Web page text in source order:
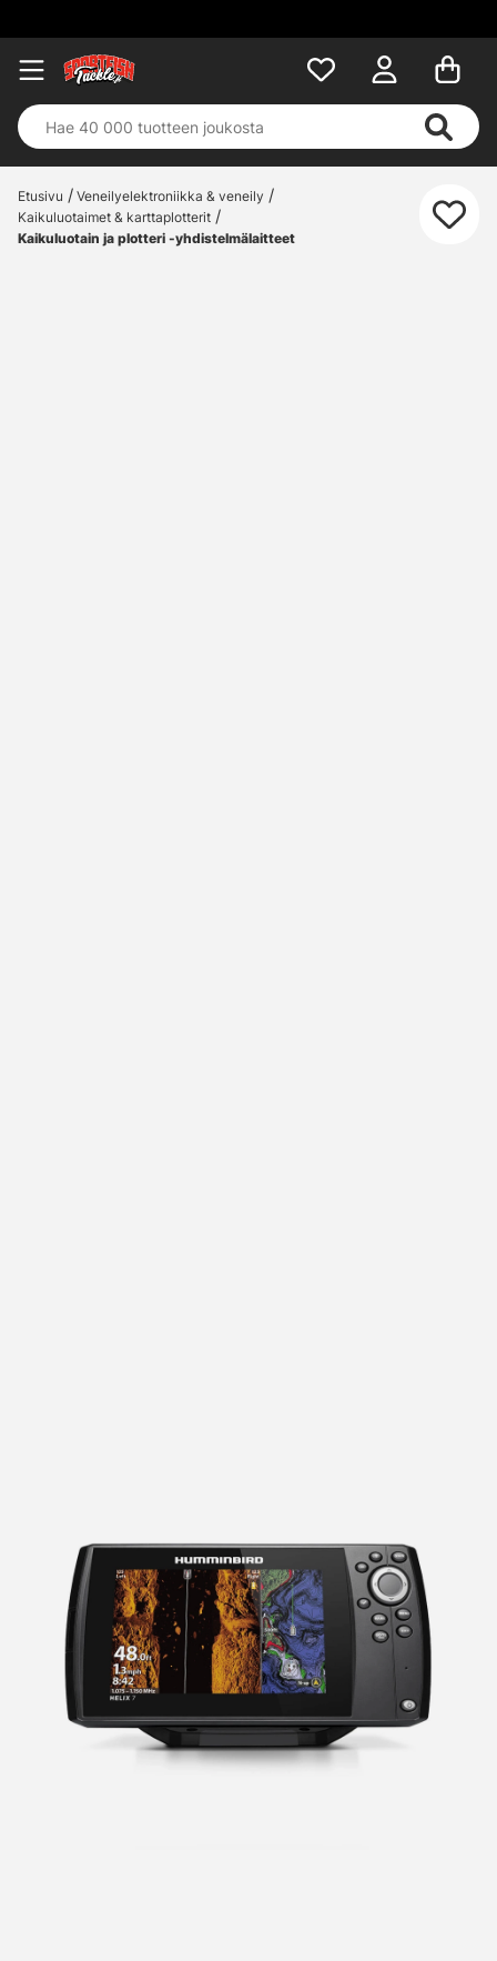
Etusivu
Veneilyelektroniikka & veneily
Kaikuluotaimet & karttaplotterit
Kaikuluotain ja plotteri -yhdistelmälaitteet